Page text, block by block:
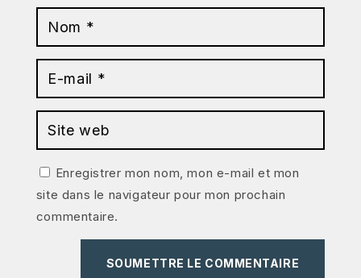
Enregistrer mon nom, mon e-mail et mon
site dans le navigateur pour mon prochain
commentaire.
SOUMETTRE LE COMMENTAIRE